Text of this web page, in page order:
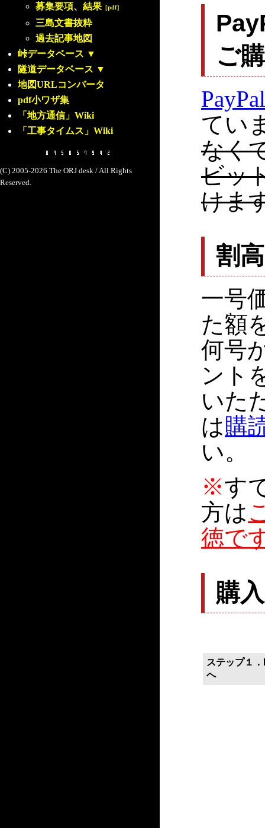
募集要項、 結果 ［pdf］
三島文書抜粋
過去記事地図
峠データベース ▼
隧道データベース ▼
地図URLコンバータ
pdf小ワザ集
「地方通信」Wiki
「工事タイムス」Wiki
(C) 2005-2026 The ORJ desk / All Rights
Reserved.
ご
PayPal
てい
なく
ビッ
けま
割
一号
た額
何号
ント
いた
は購
い。
※す
方は
徳で
購
ステップ１
へ